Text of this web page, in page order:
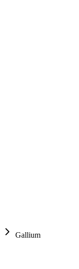
Gallium